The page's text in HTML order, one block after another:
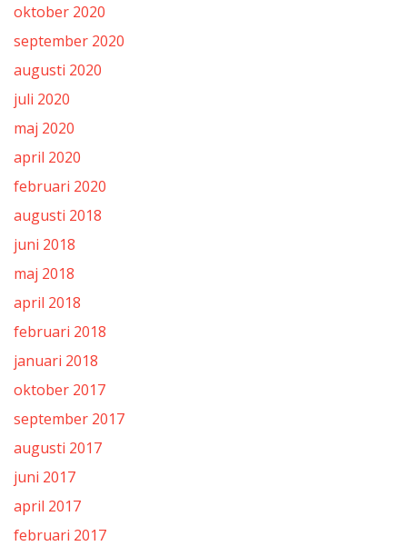
oktober 2020
september 2020
augusti 2020
juli 2020
maj 2020
april 2020
februari 2020
augusti 2018
juni 2018
maj 2018
april 2018
februari 2018
januari 2018
oktober 2017
september 2017
augusti 2017
juni 2017
april 2017
februari 2017